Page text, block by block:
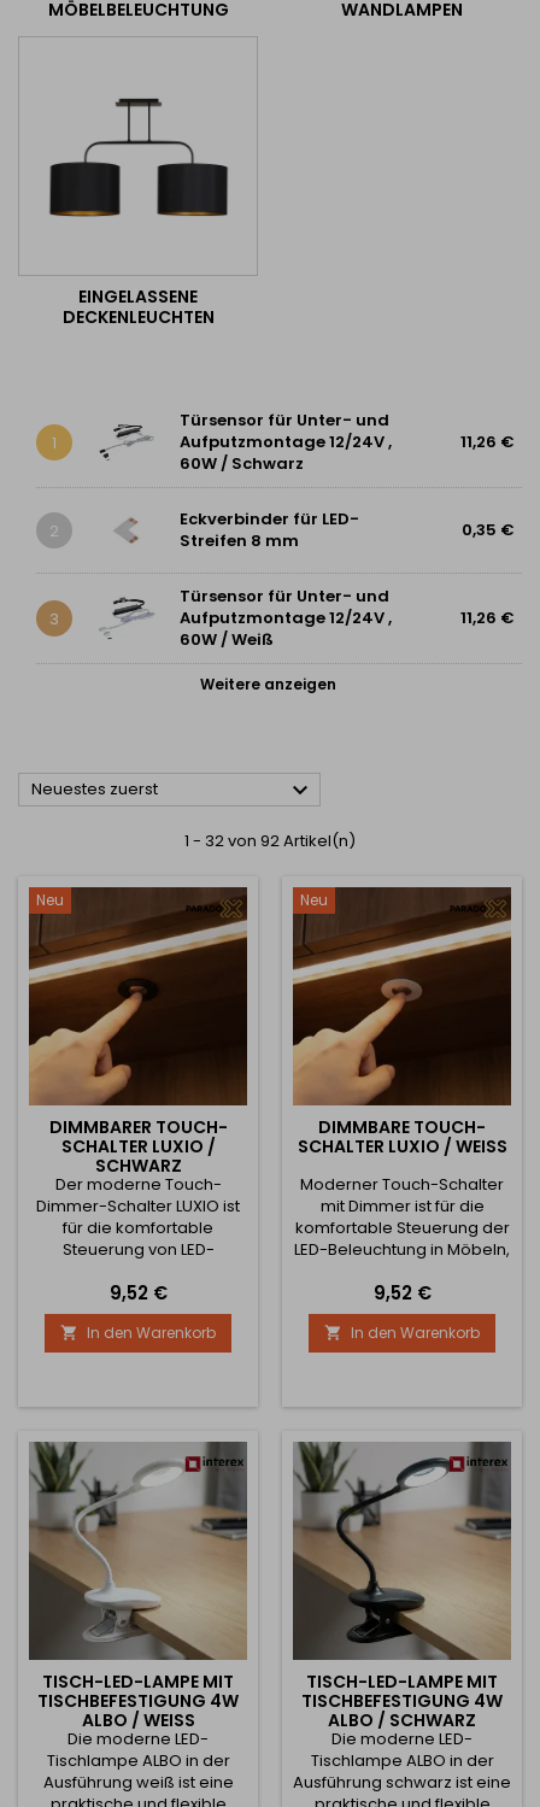
MÖBELBELEUCHTUNG WANDLAMPEN
EINGELASSENE
DECKENLEUCHTEN
1
Türsensor für Unter- und
Aufputzmontage 12/24V ,
60W / Schwarz
11,26 €
2
Eckverbinder für LED-
Streifen 8 mm
0,35 €
3
Türsensor für Unter- und
Aufputzmontage 12/24V ,
60W / Weiß
11,26 €
Weitere anzeigen
Neuestes zuerst 
1 - 32 von 92 Artikel(n)
Neu
DIMMBARER TOUCH-
SCHALTER LUXIO /
SCHWARZ
Der moderne Touch-
Dimmer-Schalter LUXIO ist
für die komfortable
Steuerung von LED-
Küchenzeilen,
Kleiderschränken, Vitrinen
oder Regalen bestimmt.
Dank des eleganten,
des empfindlichen Touch-
einfaches Ein- und
Ausschalten sowie eine
stufenlose Einstellung der
Lichtintensität....
Preis
9,52 €
 In den Warenkorb
Neu
DIMMBARE TOUCH-
SCHALTER LUXIO / WEISS
Moderner Touch-Schalter
mit Dimmer ist für die
komfortable Steuerung der
LED-Beleuchtung in Möbeln,
Kleiderschränken, Vitrinen
oder Regalen bestimmt.
Dank des eleganten,
versenkten Designs und
Sensors ermöglicht er
Ausschalten sowie eine
stufenlose Einstellung der
Lichtintensität. Der Schalter
ist...
Preis
9,52 €
 In den Warenkorb
TISCH-LED-LAMPE MIT
TISCHBEFESTIGUNG 4W
ALBO / WEISS
Die moderne LED-
Tischlampe ALBO in der
Ausführung weiß ist eine
TISCH-LED-LAMPE MIT
TISCHBEFESTIGUNG 4W
ALBO / SCHWARZ
Die moderne LED-
Tischlampe ALBO in der
Ausführung schwarz ist eine